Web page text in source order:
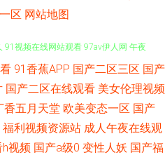
区 网站地图
女 91中文视频 日韩综合在线精品 狼人
91视频在线网站观看 97av伊人网 午夜
爱网 91社一区 大香蕉Av伊人草草 内
91香蕉APP 国产二区三区 国产
国产二区在线观看 美女伦理视频
香五月天堂 欧美变态一区 国产
福利视频资源站 成人午夜在线观
视频 国产a级0 变性人妖 国产福